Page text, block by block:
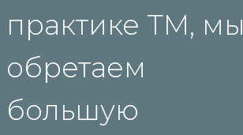
практике ТМ, мы
обретаем
большую